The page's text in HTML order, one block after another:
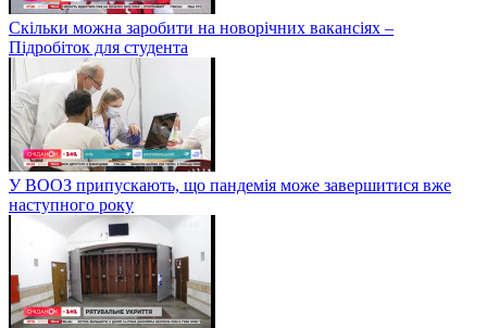
Скільки можна заробити на новорічних вакансіях –
Підробіток для студента
У ВООЗ припускають, що пандемія може завершитися вже
наступного року